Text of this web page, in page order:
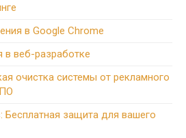
в Google Chrome
в веб-разработке
очистка системы от рекламного
Бесплатная защита для вашего